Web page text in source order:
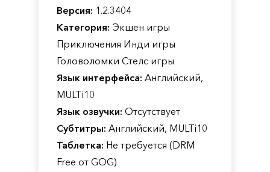
Версия: 1.2.3404
Категория: Экшен игры
Приключения Инди игры
Головоломки Стелс игры
Язык интерфейса: Английский,
MULTi10
Язык озвучки: Отсутствует
Субтитры: Английский, MULTi10
Таблетка: Не требуется (DRM
Free от GOG)